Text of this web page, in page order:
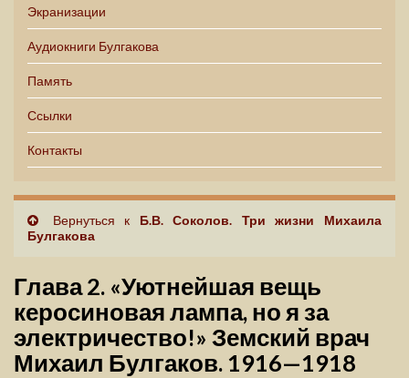
Экранизации
Аудиокниги Булгакова
Память
Ссылки
Контакты
Вернуться к Б.В. Соколов. Три жизни Михаила
Булгакова
Глава 2. «Уютнейшая вещь
керосиновая лампа, но я за
электричество!» Земский врач
Михаил Булгаков. 1916—1918